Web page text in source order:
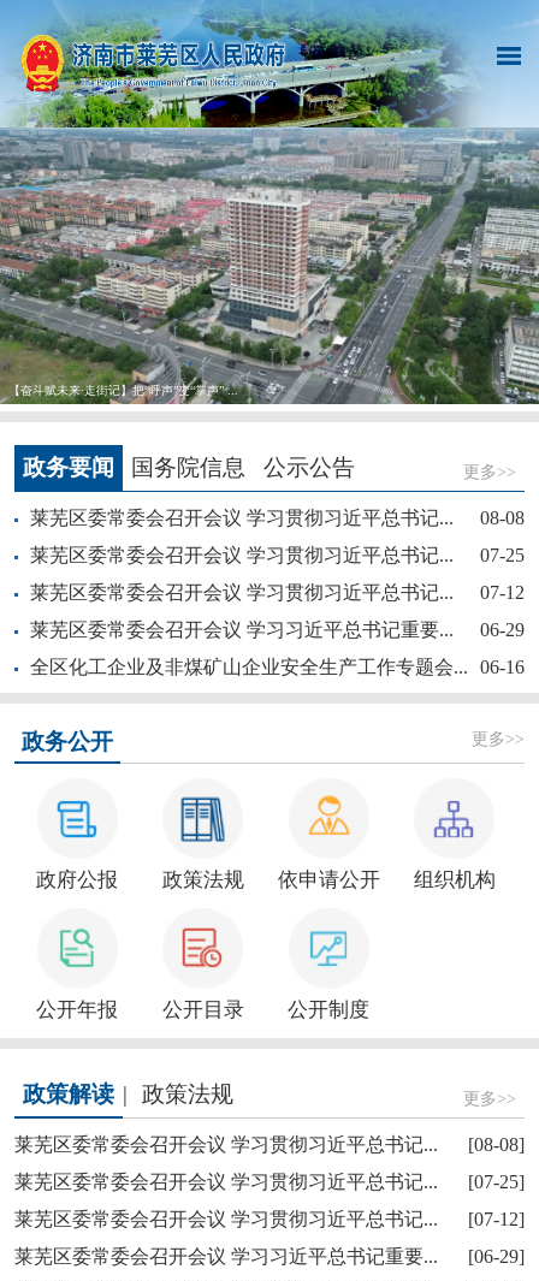
【奋斗赋未来·走街记】把“呼声”变“掌声” ...
【奋斗赋未莱·访埂记】片片花开春满园——莱芜...
新大众文艺全民秀 | 莱芜区“活悦莱芜”文艺...
莱芜区政协“深耕红色文化讲好莱芜故事”商量活...
政务要闻 国务院信息 公示公告 更多>>
莱芜区委常委会召开会议 学习贯彻习近平总书记...
08-08
莱芜区委常委会召开会议 学习贯彻习近平总书记...
07-25
莱芜区委常委会召开会议 学习贯彻习近平总书记...
07-12
莱芜区委常委会召开会议 学习习近平总书记重要...
06-29
全区化工企业及非煤矿山企业安全生产工作专题会...
06-16
政务公开 更多>>
政府公报 政策法规 依申请公开 组织机构
公开年报 公开目录 公开制度
政策解读 | 政策法规 更多>>
莱芜区委常委会召开会议 学习贯彻习近平总书记...
[08-08]
莱芜区委常委会召开会议 学习贯彻习近平总书记...
[07-25]
莱芜区委常委会召开会议 学习贯彻习近平总书记...
[07-12]
莱芜区委常委会召开会议 学习习近平总书记重要...
[06-29]